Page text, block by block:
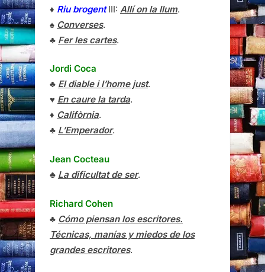
♦ Riu brogentIII: Allí on la llum.
♠ Converses.
♣ Fer les cartes.
Jordi Coca
♣ El diable i l’home just.
♥ En caure la tarda.
♦ Califòrnia.
♣ L’Emperador.
Jean Cocteau
♣ La dificultat de ser.
Richard Cohen
♣ Cómo piensan los escritores.
Técnicas, manías y miedos de los
grandes escritores.